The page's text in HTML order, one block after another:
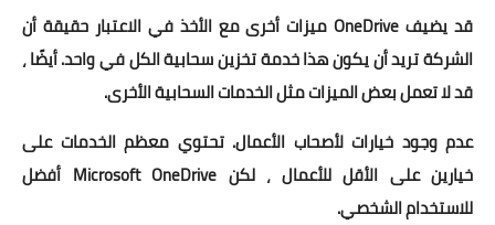
قد يضيف OneDrive ميزات أخرى مع الأخذ في الاعتبار حقيقة أن
الشركة تريد أن يكون هذا خدمة تخزين سحابية الكل في واحد. أيضًا ،
قد لا تعمل بعض الميزات مثل الخدمات السحابية الأخرى.
عدم وجود خيارات لأصحاب الأعمال. تحتوي معظم الخدمات على
خيارين على الأقل للأعمال ، لكن Microsoft OneDrive أفضل
للاستخدام الشخصي.